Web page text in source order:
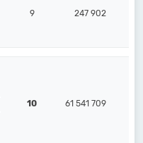
9 247 902
10 61 541 709